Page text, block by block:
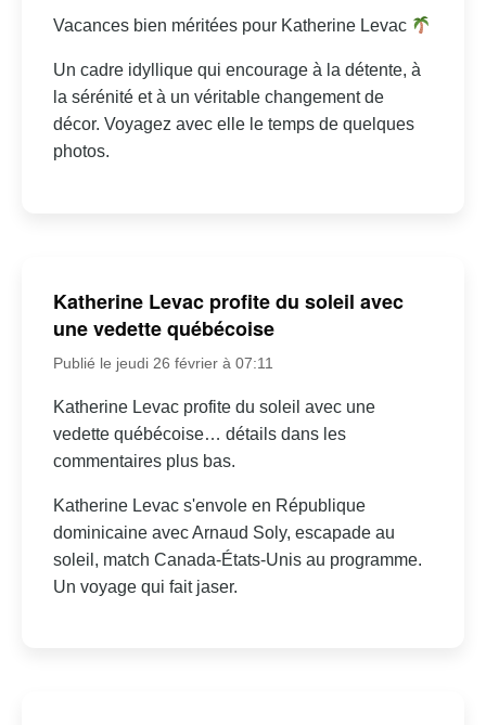
Vacances bien méritées pour Katherine Levac
Un cadre idyllique qui encourage à la détente, à
la sérénité et à un véritable changement de
décor. Voyagez avec elle le temps de quelques
photos.
Katherine Levac profite du soleil avec
une vedette québécoise
Publié le jeudi 26 février à 07:11
Katherine Levac profite du soleil avec une
vedette québécoise… détails dans les
commentaires plus bas.
Katherine Levac s'envole en République
dominicaine avec Arnaud Soly, escapade au
soleil, match Canada-États-Unis au programme.
Un voyage qui fait jaser.